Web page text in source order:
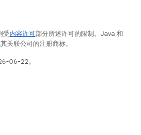
受内容许可部分所述许可的限制。Java 和
关联公司的注册商标。
06-22。